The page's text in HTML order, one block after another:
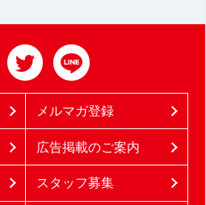
メルマガ登録
広告掲載のご案内
スタッフ募集